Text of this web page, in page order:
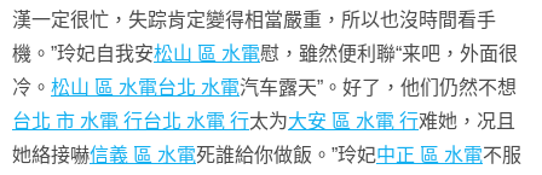
漢一定很忙，失踪肯定變得相當嚴重，所以也沒時間看手
機。”玲妃自我安松山 區 水電慰，雖然便利聯“来吧，外面很
冷。 松山 區 水電台北 水電汽车露天”。好了，他们仍然不想
台北 市 水電 行台北 水電 行太为大安 區 水電 行难她，况且
她絡接嚇信義 區 水電死誰給你做飯。”玲妃中正 區 水電不服